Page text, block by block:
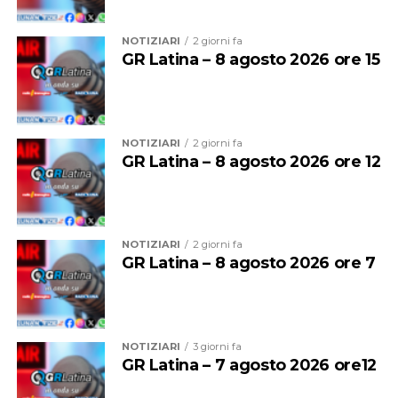
sinergica tra Prefettura, Regione e Comune per
garantire elevati standard di sicurezza e prevenzione
nelle aree maggiormente esposte a degrado e illegalità,
l’installazione di impianti di videosorveglianza,
l’istituzione presso la Prefettura di Roma di una Cabina
di regia integrata dalle Forze di polizia con compiti di
apposita relazione inoltrata dal Comune.
NOTIZIARI 2 giorni fa
GR Latina – 8 agosto 2026 ore 15
NOTIZIARI 2 giorni fa
GR Latina – 8 agosto 2026 ore 12
NOTIZIARI 2 giorni fa
GR Latina – 8 agosto 2026 ore 7
NOTIZIARI 3 giorni fa
GR Latina – 7 agosto 2026 ore12